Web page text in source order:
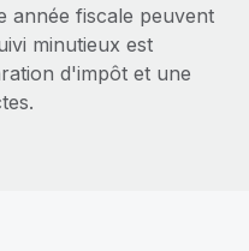
année fiscale peuvent
minutieux est
d'impôt et une